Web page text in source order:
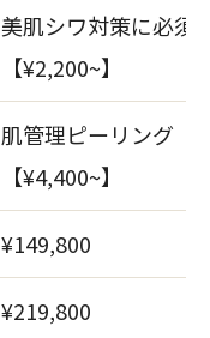
美肌シワ対策に必須
【¥2,200~】
肌管理ピーリング
【¥4,400~】
¥149,800
¥219,800